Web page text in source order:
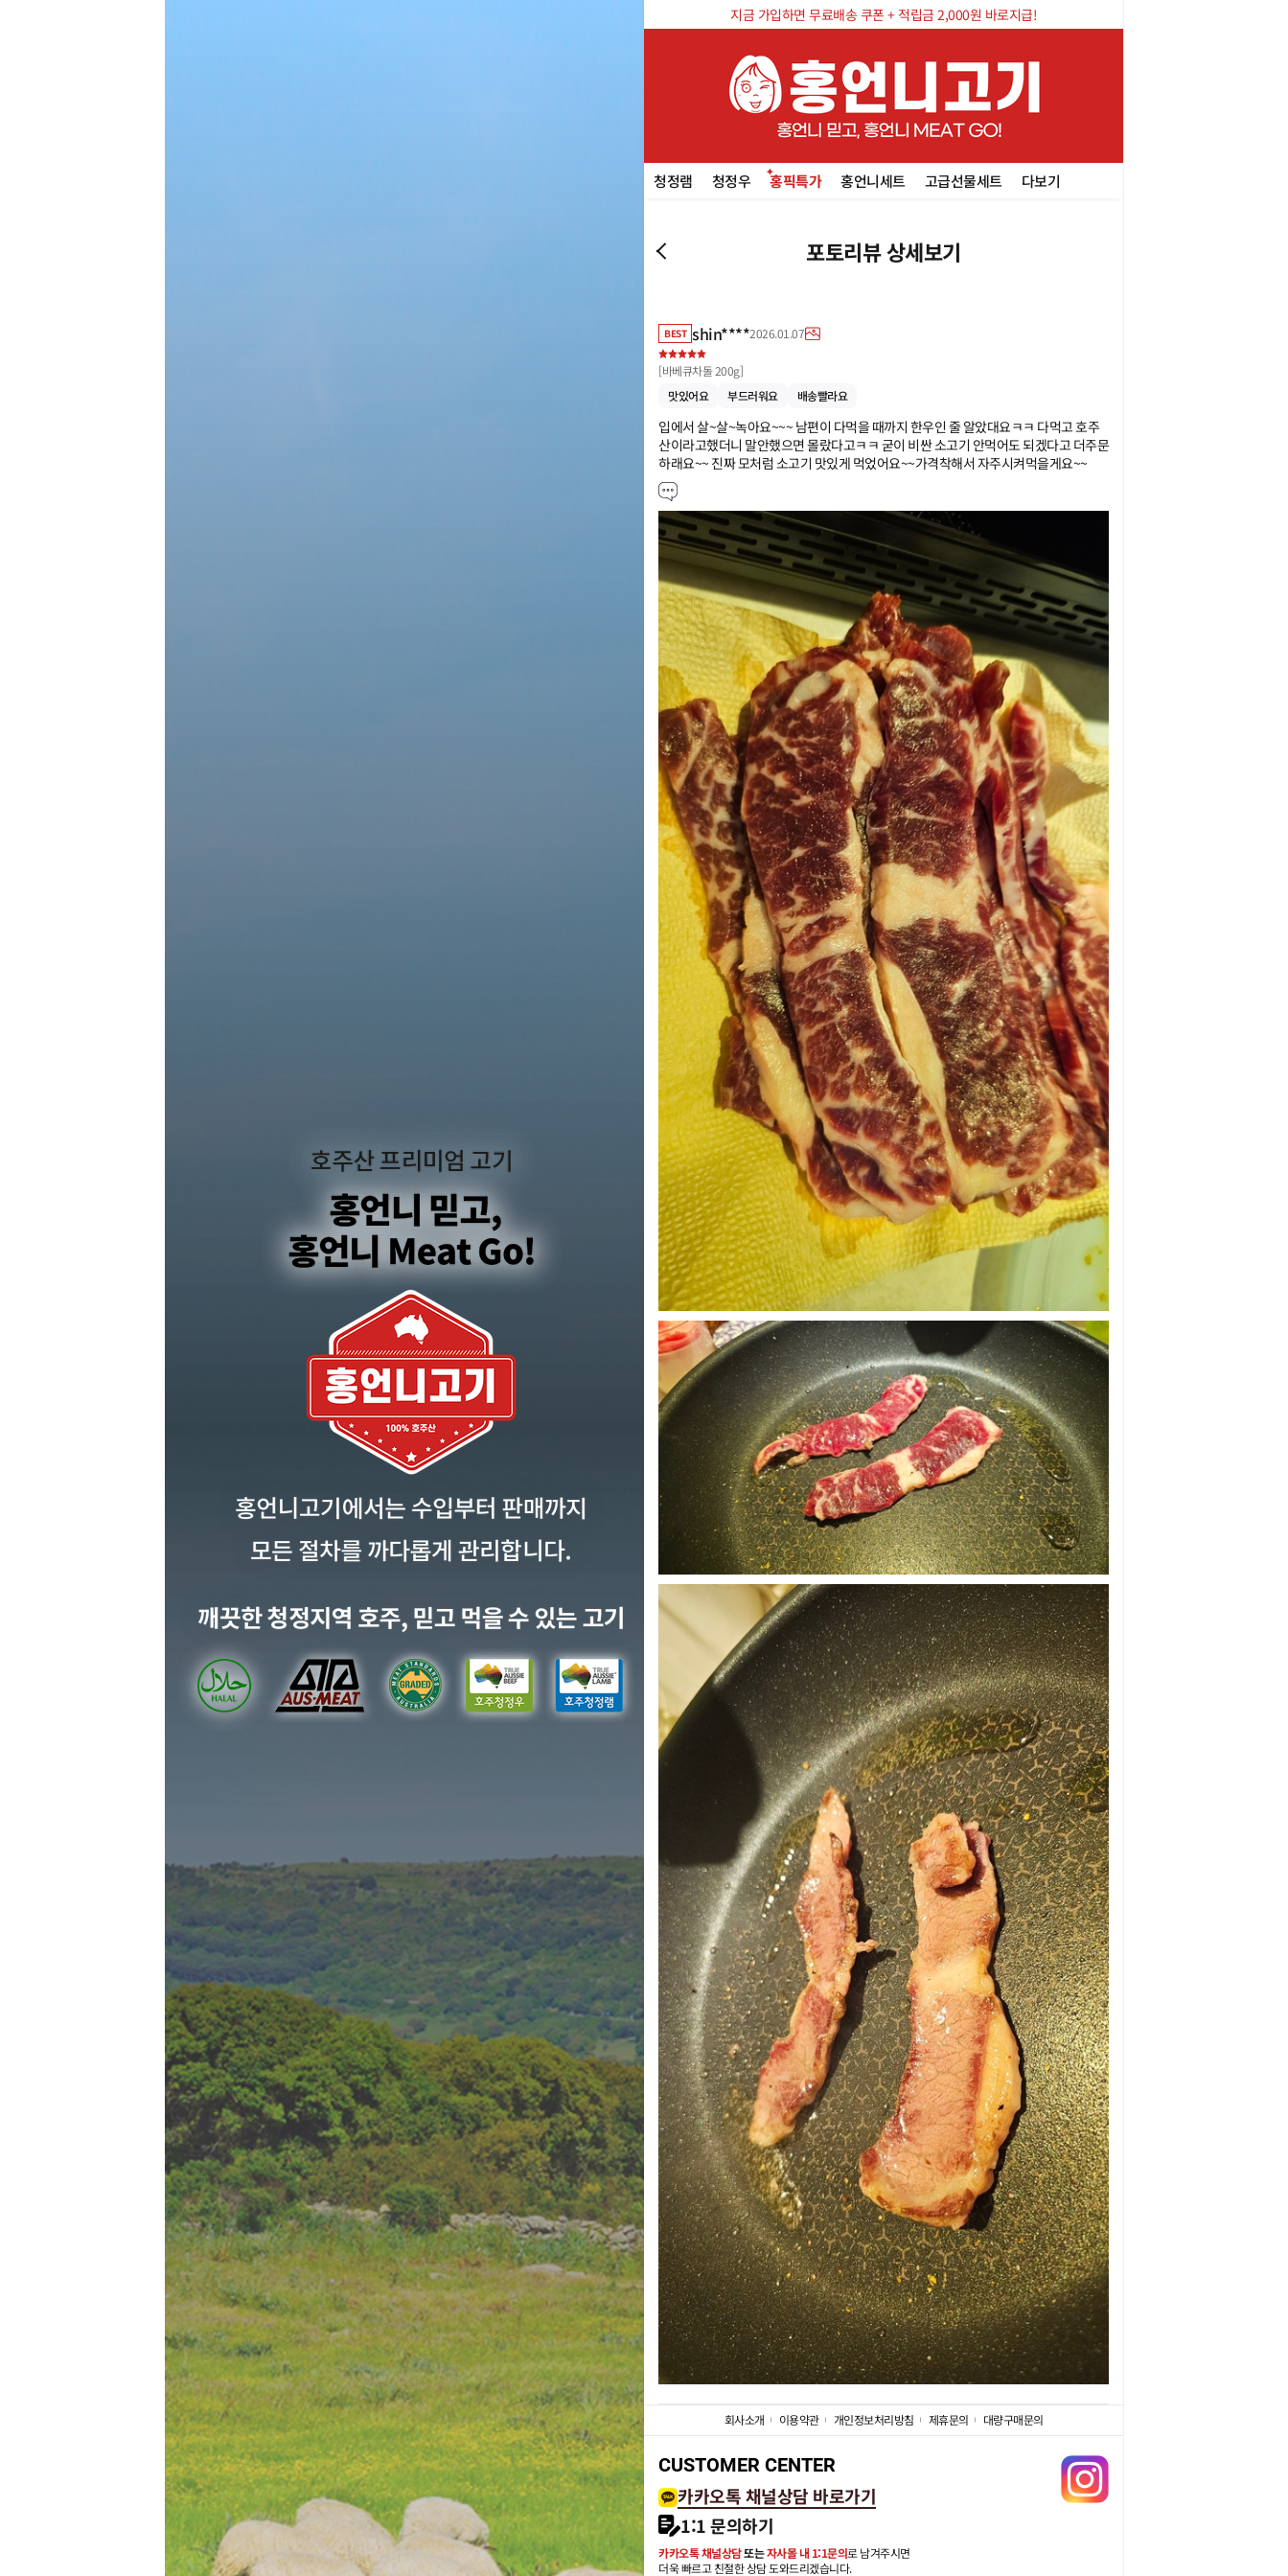
지금 가입하면 무료배송 쿠폰 + 적립금 2,000원 바로지급!
청정램 청정우 홍픽특가 홍언니세트 고급선물세트 다보기
포토리뷰 상세보기
BEST shin****2026.01.07
[바베큐차돌 200g]
맛있어요
부드러워요 배송빨라요
입에서 살~살~녹아요~~~ 남편이 다먹을 때까지 한우인 줄 알았대요ㅋㅋ 다먹고 호주
산이라고했더니 말안했으면 몰랐다고ㅋㅋ 굳이 비싼 소고기 안먹어도 되겠다고 더주문
하래요~~ 진짜 모처럼 소고기 맛있게 먹었어요~~가격착해서 자주시켜먹을게요~~
회사소개 이용약관 개인정보처리방침 제휴문의 대량구매문의
CUSTOMER CENTER
카카오톡 채널상담 바로가기
1:1 문의하기
카카오톡 채널상담또는자사몰 내 1:1문의로 남겨주시면
더욱 빠르고 친절한 상담 도와드리겠습니다.